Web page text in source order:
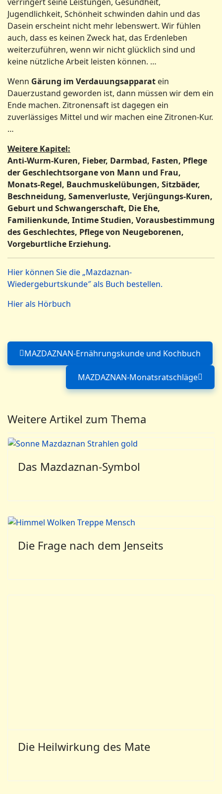
verringert seine Leistungen, Gesundheit,
Jugendlichkeit, Schönheit schwinden dahin und das
Dasein erscheint nicht mehr lebenswert. Wir fühlen
auch, dass es keinen Zweck hat, das Erdenleben
weiterzuführen, wenn wir nicht glücklich sind und
keine nützliche Arbeit leisten können. …
Wenn Gärung im Verdauungsapparat ein
Dauerzustand geworden ist, dann müssen wir dem ein
Ende machen. Zitronensaft ist dagegen ein
zuverlässiges Mittel und wir machen eine Zitronen-Kur.
…
Weitere Kapitel:
Anti-Wurm-Kuren, Fieber, Darmbad, Fasten, Pflege
der Geschlechtsorgane von Mann und Frau,
Monats-Regel, Bauchmuskelübungen, Sitzbäder,
Beschneidung, Samenverluste, Verjüngungs-Kuren,
Geburt und Schwangerschaft, Die Ehe,
Familienkunde, Intime Studien, Vorausbestimmung
des Geschlechtes, Pflege von Neugeborenen,
Vorgeburtliche Erziehung.
Hier können Sie die „Mazdaznan-
Wiedergeburtskunde″ als Buch bestellen.
Hier als Hörbuch
Vorheriger Beitrag:
MAZDAZNAN-Ernährungskunde und Kochbuch
Nächster Beitrag:
MAZDAZNAN-Monatsratschläge
Weitere Artikel zum Thema
Das Mazdaznan-Symbol
Die Frage nach dem Jenseits
Die Heilwirkung des Mate